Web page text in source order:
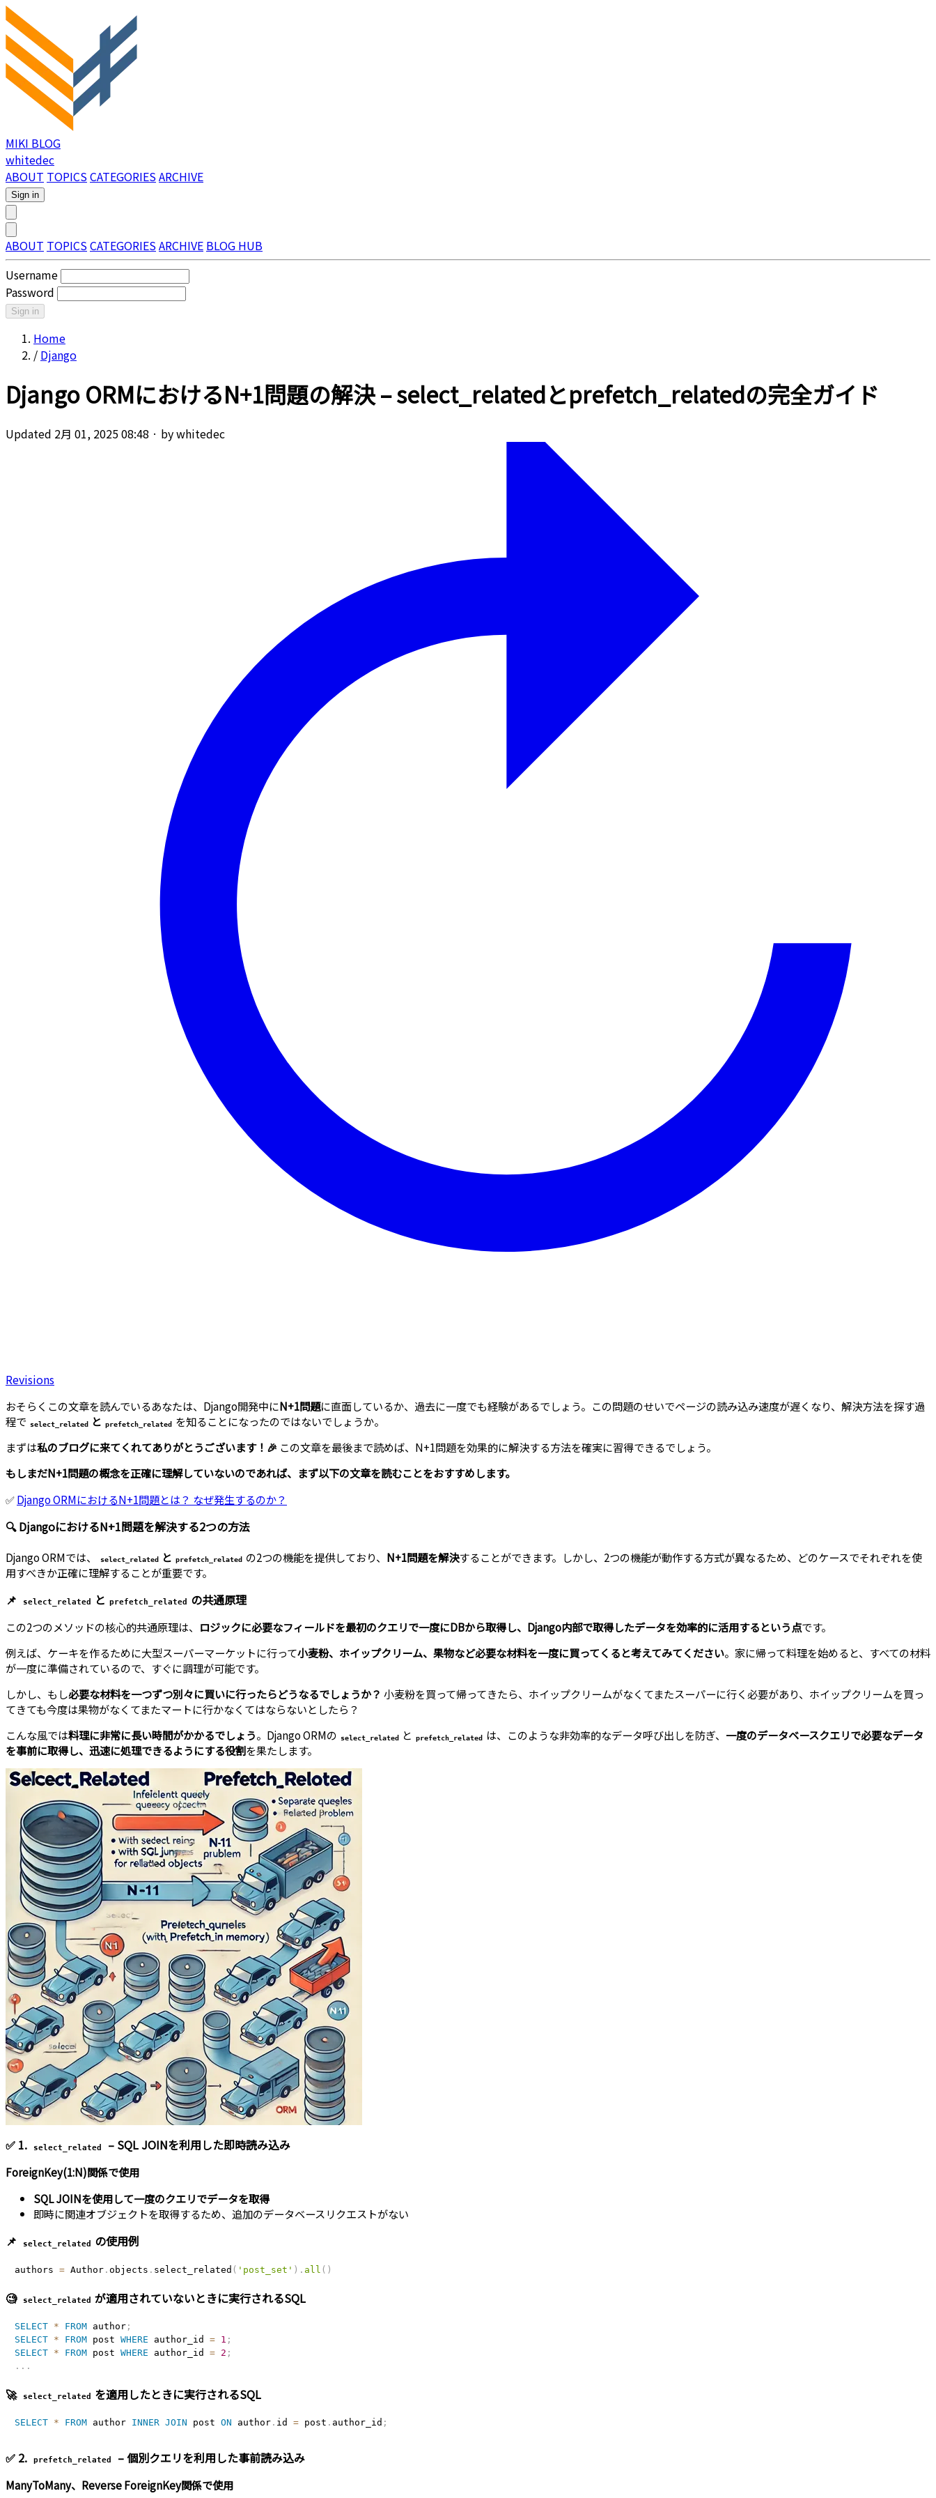
MIKI BLOG
whitedec
ABOUT TOPICSCATEGORIESARCHIVE
Sign in
ABOUT TOPICSCATEGORIESARCHIVE BLOG HUB
Username
Password
Sign in
Home
/ Django
Django ORMにおけるN+1問題の解決 – select_relatedとprefetch_relatedの完全ガイド
Updated 2月 01, 2025 08:48 · by whitedec
Revisions
おそらくこの文章を読んでいるあなたは、Django開発中にN+1問題に直面しているか、過去に一度でも経験があるでしょう。この問題のせいでページの読み込み速度が遅くなり、解決方法を探す過
程で select_related と prefetch_related を知ることになったのではないでしょうか。
まずは私のブログに来てくれてありがとうございます！🎉 この文章を最後まで読めば、N+1問題を効果的に解決する方法を確実に習得できるでしょう。
もしまだN+1問題の概念を正確に理解していないのであれば、まず以下の文章を読むことをおすすめします。
✅Django ORMにおけるN+1問題とは？ なぜ発生するのか？
🔍 DjangoにおけるN+1問題を解決する2つの方法
Django ORMでは、 select_related と prefetch_related の2つの機能を提供しており、 N+1問題を解決することができます。しかし、2つの機能が動作する方式が異なるため、どのケースでそれぞれを使
用すべきか正確に理解することが重要です。
📌 select_related と prefetch_related の共通原理
この2つのメソッドの核心的共通原理は、 ロジックに必要なフィールドを最初のクエリで一度にDBから取得し、Django内部で取得したデータを効率的に活用するという点です。
例えば、ケーキを作るために大型スーパーマーケットに行って小麦粉、ホイップクリーム、果物など必要な材料を一度に買ってくると考えてみてください。家に帰って料理を始めると、すべての材料
が一度に準備されているので、すぐに調理が可能です。
しかし、もし必要な材料を一つずつ別々に買いに行ったらどうなるでしょうか？ 小麦粉を買って帰ってきたら、ホイップクリームがなくてまたスーパーに行く必要があり、ホイップクリームを買っ
てきても今度は果物がなくてまたマートに行かなくてはならないとしたら？
こんな風では料理に非常に長い時間がかかるでしょう。Django ORMの select_related と prefetch_related は、このような非効率的なデータ呼び出しを防ぎ、 一度のデータベースクエリで必要なデータ
を事前に取得し、迅速に処理できるようにする役割を果たします。
✅ 1. select_related – SQL JOINを利用した即時読み込み
ForeignKey(1:N)関係で使用
SQL JOINを使用して一度のクエリでデータを取得
即時に関連オブジェクトを取得するため、追加のデータベースリクエストがない
📌 select_related の使用例
authors = Author. objects . select_related ( 'post_set' ) . all ( )
🧐 select_related が適用されていないときに実行されるSQL
SELECT * FROM author;
SELECT
* FROM post WHERE author_id = 1 ;
SELECT
* FROM post WHERE author_id = 2 ;
. . .
🚀 select_related を適用したときに実行されるSQL
SELECT * FROM author INNER JOIN post ON author. id = post . author_id ;
✅ 2. prefetch_related – 個別クエリを利用した事前読み込み
ManyToMany、Reverse ForeignKey関係で使用